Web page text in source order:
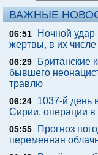
ВАЖНЫЕ
06:51
Ночной удар
жертвы, в их числе
06:29
Британские
бывшего
травлю
06:24
1037-й день
Сирии, операции
05:55
Прогноз
переменная